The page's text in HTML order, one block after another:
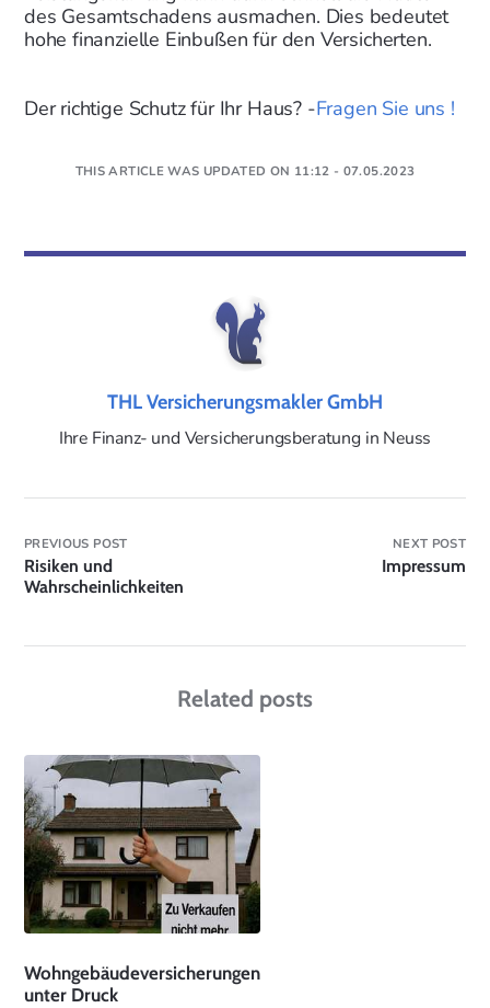
des Gesamtschadens ausmachen. Dies bedeutet
hohe finanzielle Einbußen für den Versicherten.
Der richtige Schutz für Ihr Haus? -Fragen Sie uns !
THIS ARTICLE WAS UPDATED ON 11:12 - 07.05.2023
THL Versicherungsmakler GmbH
Ihre Finanz- und Versicherungsberatung in Neuss
PREVIOUS POST
Risiken und
Wahrscheinlichkeiten
NEXT POST
Impressum
Related posts
Wohngebäudeversicherungen
unter Druck